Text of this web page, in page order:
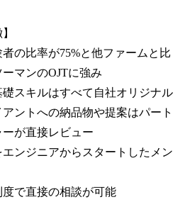
の比率が75%と他ファームと比
マンのOJTに強み
礎スキルはすべて自社オリジナル
ントへの納品物や提案はパート
が直接レビュー
エンジニアからスタートしたメン
度で直接の相談が可能